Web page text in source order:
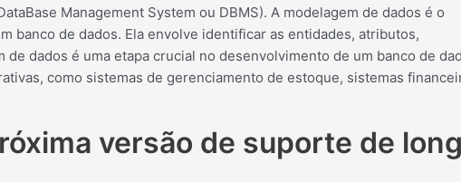
Management System ou DBMS). A modelagem de dados é o
banco de dados. Ela envolve identificar as entidades, atributos,
dados é uma etapa crucial no desenvolvimento de um banco de
como sistemas de gerenciamento de estoque, sistemas
versão de suporte de